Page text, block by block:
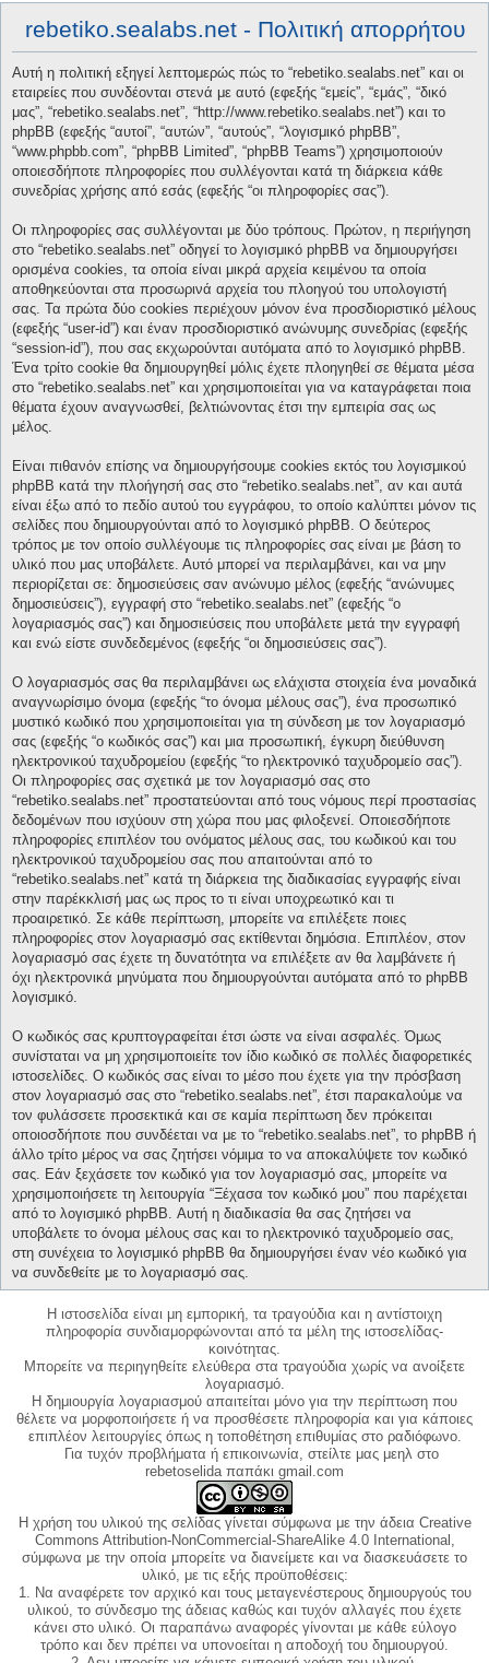
rebetiko.sealabs.net - Πολιτική απορρήτου
Αυτή η πολιτική εξηγεί λεπτομερώς πώς το “rebetiko.sealabs.net” και οι
εταιρείες που συνδέονται στενά με αυτό (εφεξής “εμείς”, “εμάς”, “δικό
μας”, “rebetiko.sealabs.net”, “http://www.rebetiko.sealabs.net”) και το
phpBB (εφεξής “αυτοί”, “αυτών”, “αυτούς”, “λογισμικό phpBB”,
“www.phpbb.com”, “phpBB Limited”, “phpBB Teams”) χρησιμοποιούν
οποιεσδήποτε πληροφορίες που συλλέγονται κατά τη διάρκεια κάθε
συνεδρίας χρήσης από εσάς (εφεξής “οι πληροφορίες σας”).
Οι πληροφορίες σας συλλέγονται με δύο τρόπους. Πρώτον, η περιήγηση
στο “rebetiko.sealabs.net” οδηγεί το λογισμικό phpBB να δημιουργήσει
ορισμένα cookies, τα οποία είναι μικρά αρχεία κειμένου τα οποία
αποθηκεύονται στα προσωρινά αρχεία του πλοηγού του υπολογιστή
σας. Τα πρώτα δύο cookies περιέχουν μόνον ένα προσδιοριστικό μέλους
(εφεξής “user-id”) και έναν προσδιοριστικό ανώνυμης συνεδρίας (εφεξής
“session-id”), που σας εκχωρούνται αυτόματα από το λογισμικό phpBB.
Ένα τρίτο cookie θα δημιουργηθεί μόλις έχετε πλοηγηθεί σε θέματα μέσα
στο “rebetiko.sealabs.net” και χρησιμοποιείται για να καταγράφεται ποια
θέματα έχουν αναγνωσθεί, βελτιώνοντας έτσι την εμπειρία σας ως
μέλος.
Είναι πιθανόν επίσης να δημιουργήσουμε cookies εκτός του λογισμικού
phpBB κατά την πλοήγησή σας στο “rebetiko.sealabs.net”, αν και αυτά
είναι έξω από το πεδίο αυτού του εγγράφου, το οποίο καλύπτει μόνον τις
σελίδες που δημιουργούνται από το λογισμικό phpBB. Ο δεύτερος
τρόπος με τον οποίο συλλέγουμε τις πληροφορίες σας είναι με βάση το
υλικό που μας υποβάλετε. Αυτό μπορεί να περιλαμβάνει, και να μην
περιορίζεται σε: δημοσιεύσεις σαν ανώνυμο μέλος (εφεξής “ανώνυμες
δημοσιεύσεις”), εγγραφή στο “rebetiko.sealabs.net” (εφεξής “ο
λογαριασμός σας”) και δημοσιεύσεις που υποβάλετε μετά την εγγραφή
και ενώ είστε συνδεδεμένος (εφεξής “οι δημοσιεύσεις σας”).
Ο λογαριασμός σας θα περιλαμβάνει ως ελάχιστα στοιχεία ένα μοναδικά
αναγνωρίσιμο όνομα (εφεξής “το όνομα μέλους σας”), ένα προσωπικό
μυστικό κωδικό που χρησιμοποιείται για τη σύνδεση με τον λογαριασμό
σας (εφεξής “ο κωδικός σας”) και μια προσωπική, έγκυρη διεύθυνση
ηλεκτρονικού ταχυδρομείου (εφεξής “το ηλεκτρονικό ταχυδρομείο σας”).
Οι πληροφορίες σας σχετικά με τον λογαριασμό σας στο
“rebetiko.sealabs.net” προστατεύονται από τους νόμους περί προστασίας
δεδομένων που ισχύουν στη χώρα που μας φιλοξενεί. Οποιεσδήποτε
πληροφορίες επιπλέον του ονόματος μέλους σας, του κωδικού και του
ηλεκτρονικού ταχυδρομείου σας που απαιτούνται από το
“rebetiko.sealabs.net” κατά τη διάρκεια της διαδικασίας εγγραφής είναι
στην παρέκκλισή μας ως προς το τι είναι υποχρεωτικό και τι
προαιρετικό. Σε κάθε περίπτωση, μπορείτε να επιλέξετε ποιες
πληροφορίες στον λογαριασμό σας εκτίθενται δημόσια. Επιπλέον, στον
λογαριασμό σας έχετε τη δυνατότητα να επιλέξετε αν θα λαμβάνετε ή
όχι ηλεκτρονικά μηνύματα που δημιουργούνται αυτόματα από το phpBB
λογισμικό.
Ο κωδικός σας κρυπτογραφείται έτσι ώστε να είναι ασφαλές. Όμως
συνίσταται να μη χρησιμοποιείτε τον ίδιο κωδικό σε πολλές διαφορετικές
ιστοσελίδες. Ο κωδικός σας είναι το μέσο που έχετε για την πρόσβαση
στον λογαριασμό σας στο “rebetiko.sealabs.net”, έτσι παρακαλούμε να
τον φυλάσσετε προσεκτικά και σε καμία περίπτωση δεν πρόκειται
οποιοσδήποτε που συνδέεται να με το “rebetiko.sealabs.net”, το phpBB ή
άλλο τρίτο μέρος να σας ζητήσει νόμιμα το να αποκαλύψετε τον κωδικό
σας. Εάν ξεχάσετε τον κωδικό για τον λογαριασμό σας, μπορείτε να
χρησιμοποιήσετε τη λειτουργία “Ξέχασα τον κωδικό μου” που παρέχεται
από το λογισμικό phpBB. Αυτή η διαδικασία θα σας ζητήσει να
υποβάλετε το όνομα μέλους σας και το ηλεκτρονικό ταχυδρομείο σας,
στη συνέχεια το λογισμικό phpBB θα δημιουργήσει έναν νέο κωδικό για
να συνδεθείτε με το λογαριασμό σας.
Η ιστοσελίδα είναι μη εμπορική, τα τραγούδια και η αντίστοιχη
πληροφορία συνδιαμορφώνονται από τα μέλη της ιστοσελίδας-
κοινότητας.
Μπορείτε να περιηγηθείτε ελεύθερα στα τραγούδια χωρίς να ανοίξετε
λογαριασμό.
Η δημιουργία λογαριασμού απαιτείται μόνο για την περίπτωση που
θέλετε να μορφοποιήσετε ή να προσθέσετε πληροφορία και για κάποιες
επιπλέον λειτουργίες όπως η τοποθέτηση επιθυμίας στο ραδιόφωνο.
Για τυχόν προβλήματα ή επικοινωνία, στείλτε μας μεηλ στο
rebetoselida παπάκι gmail.com
Η χρήση του υλικού της σελίδας γίνεται σύμφωνα με την άδεια Creative
Commons Attribution-NonCommercial-ShareAlike 4.0 International,
σύμφωνα με την οποία μπορείτε να διανείμετε και να διασκευάσετε το
υλικό, με τις εξής προϋποθέσεις:
1. Να αναφέρετε τον αρχικό και τους μεταγενέστερους δημιουργούς του
υλικού, το σύνδεσμο της άδειας καθώς και τυχόν αλλαγές που έχετε
κάνει στο υλικό. Οι παραπάνω αναφορές γίνονται με κάθε εύλογο
τρόπο και δεν πρέπει να υπονοείται η αποδοχή του δημιουργού.